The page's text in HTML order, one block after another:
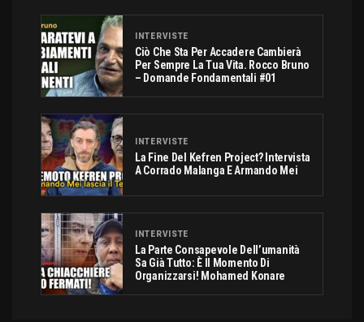
INTERVISTE
Ciò Che Sta Per Accadere Cambierà
Per Sempre La Tua Vita. Rocco Bruno
– Domande Fondamentali #01
INTERVISTE
La Fine Del Kefren Project? Intervista
A Corrado Malanga E Armando Mei
INTERVISTE
La Parte Consapevole Dell’umanità
Sa Già Tutto: È Il Momento Di
Organizzarsi! Mohamed Konare